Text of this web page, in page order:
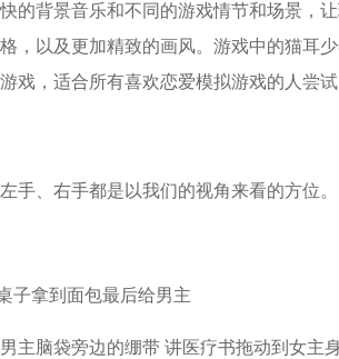
的背景音乐和不同的游戏情节和场景，
，以及更加精致的画风。游戏中的猫耳
戏，适合所有喜欢恋爱模拟游戏的人尝试
手、右手都是以我们的视角来看的方位。
子拿到面包最后给男主
主脑袋旁边的绷带 讲医疗书拖动到女主